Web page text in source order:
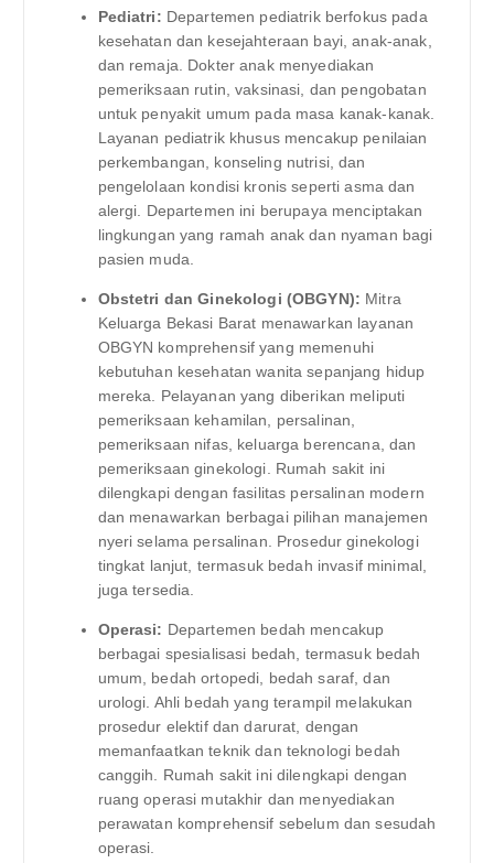
Pediatri: Departemen pediatrik berfokus pada
kesehatan dan kesejahteraan bayi, anak-anak,
dan remaja. Dokter anak menyediakan
pemeriksaan rutin, vaksinasi, dan pengobatan
untuk penyakit umum pada masa kanak-kanak.
Layanan pediatrik khusus mencakup penilaian
perkembangan, konseling nutrisi, dan
pengelolaan kondisi kronis seperti asma dan
alergi. Departemen ini berupaya menciptakan
lingkungan yang ramah anak dan nyaman bagi
pasien muda.
Obstetri dan Ginekologi (OBGYN): Mitra
Keluarga Bekasi Barat menawarkan layanan
OBGYN komprehensif yang memenuhi
kebutuhan kesehatan wanita sepanjang hidup
mereka. Pelayanan yang diberikan meliputi
pemeriksaan kehamilan, persalinan,
pemeriksaan nifas, keluarga berencana, dan
pemeriksaan ginekologi. Rumah sakit ini
dilengkapi dengan fasilitas persalinan modern
dan menawarkan berbagai pilihan manajemen
nyeri selama persalinan. Prosedur ginekologi
tingkat lanjut, termasuk bedah invasif minimal,
juga tersedia.
Operasi: Departemen bedah mencakup
berbagai spesialisasi bedah, termasuk bedah
umum, bedah ortopedi, bedah saraf, dan
urologi. Ahli bedah yang terampil melakukan
prosedur elektif dan darurat, dengan
memanfaatkan teknik dan teknologi bedah
canggih. Rumah sakit ini dilengkapi dengan
ruang operasi mutakhir dan menyediakan
perawatan komprehensif sebelum dan sesudah
operasi.